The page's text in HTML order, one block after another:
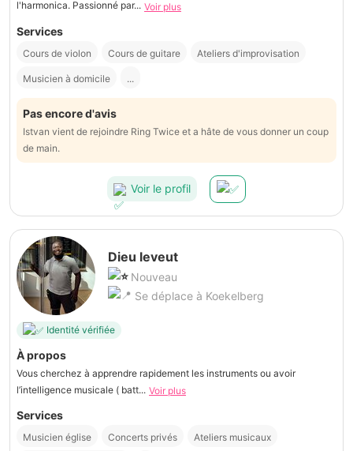
l'harmonica. Passionné par... Voir plus
Services
Cours de violon Cours de guitare Ateliers d'improvisation
Musicien à domicile ...
Pas encore d'avis
Istvan vient de rejoindre Ring Twice et a hâte de vous donner un coup
de main.
Voir le profil
Dieu leveut
Nouveau
Se déplace à Koekelberg
Identité vérifiée
À propos
Vous cherchez à apprendre rapidement les instruments ou avoir
l’intelligence musicale ( batt... Voir plus
Services
Musicien église Concerts privés Ateliers musicaux